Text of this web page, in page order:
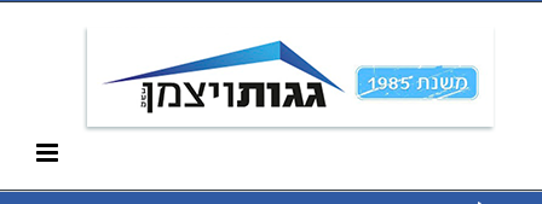
Skip
content